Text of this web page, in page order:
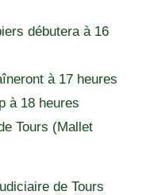
débutera à 16
à 17 heures
à 18 heures
Tours (Mallet
de Tours